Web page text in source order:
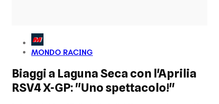
MONDO RACING
Biaggi a Laguna Seca con l'Aprilia
RSV4 X-GP: "Uno spettacolo!"